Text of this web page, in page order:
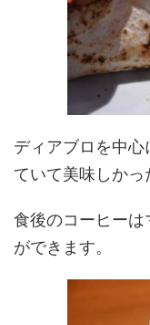
ディアブロを中
ていて美味しかっ
食後のコーヒーは
ができます。